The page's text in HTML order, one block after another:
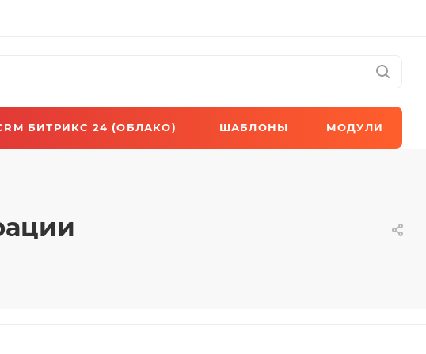
БИТРИКС 24 (ОБЛАКО) ШАБЛОНЫ МОДУЛИ